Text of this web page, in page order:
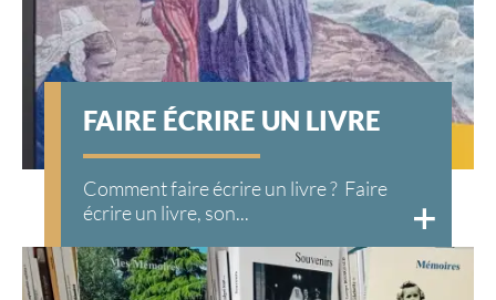
FAIRE ÉCRIRE UN LIVRE
Comment faire écrire un livre ? Faire
écrire un livre, son...